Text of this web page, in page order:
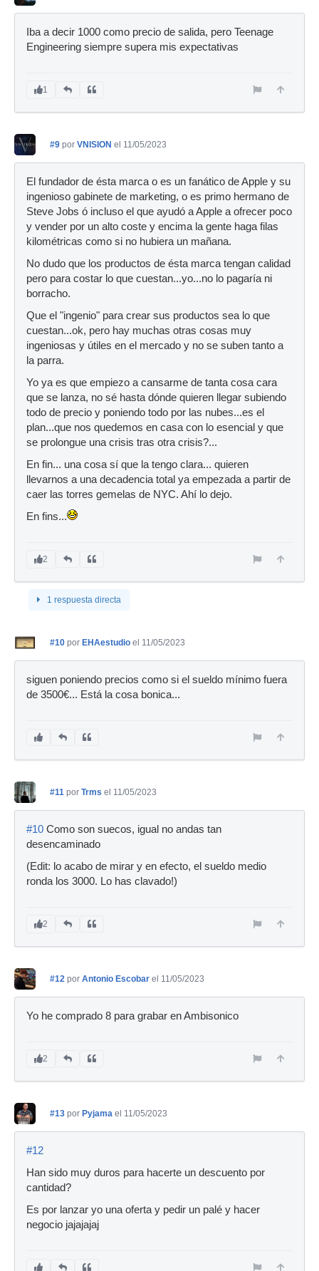
Iba a decir 1000 como precio de salida, pero Teenage
Engineering siempre supera mis expectativas
1
#9 por VNISION el 11/05/2023
El fundador de ésta marca o es un fanático de Apple y su
ingenioso gabinete de marketing, o es primo hermano de
Steve Jobs ó incluso el que ayudó a Apple a ofrecer poco
y vender por un alto coste y encima la gente haga filas
kilométricas como si no hubiera un mañana.
No dudo que los productos de ésta marca tengan calidad
pero para costar lo que cuestan...yo...no lo pagaría ni
borracho.
Que el "ingenio" para crear sus productos sea lo que
cuestan...ok, pero hay muchas otras cosas muy
ingeniosas y útiles en el mercado y no se suben tanto a
la parra.
Yo ya es que empiezo a cansarme de tanta cosa cara
que se lanza, no sé hasta dónde quieren llegar subiendo
todo de precio y poniendo todo por las nubes...es el
plan...que nos quedemos en casa con lo esencial y que
se prolongue una crisis tras otra crisis?...
En fin... una cosa sí que la tengo clara... quieren
llevarnos a una decadencia total ya empezada a partir de
caer las torres gemelas de NYC. Ahí lo dejo.
En fins...
2
1 respuesta directa
#10 por EHAestudio el 11/05/2023
siguen poniendo precios como si el sueldo mínimo fuera
de 3500€... Está la cosa bonica...
#11 por Trms el 11/05/2023
#10 Como son suecos, igual no andas tan
desencaminado
(Edit: lo acabo de mirar y en efecto, el sueldo medio
ronda los 3000. Lo has clavado!)
2
#12 por Antonio Escobar el 11/05/2023
Yo he comprado 8 para grabar en Ambisonico
2
#13 por Pyjama el 11/05/2023
#12
Han sido muy duros para hacerte un descuento por
cantidad?
Es por lanzar yo una oferta y pedir un palé y hacer
negocio jajajajaj